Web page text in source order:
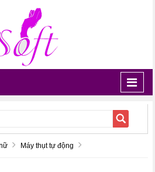
Máy thụt tự động